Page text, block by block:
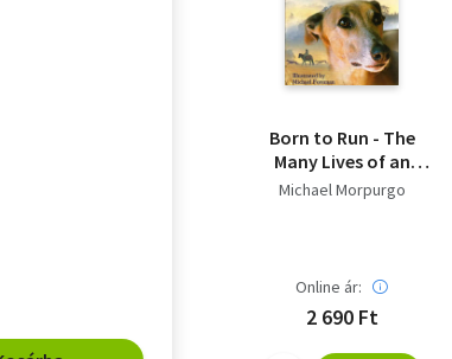
Born to Run - The
Many Lives of an
Incredible Dog
Michael Morpurgo
Online ár:
2 690 Ft